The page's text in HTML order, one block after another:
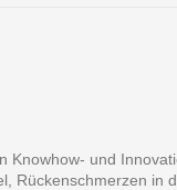
Knowhow- und
Rückenschmerzen in